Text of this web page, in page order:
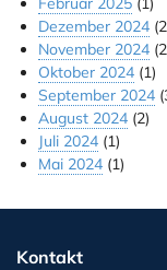
Dezember 2024
November 2024
Oktober 2024 (1)
September 2024
August 2024 (2)
Juli 2024 (1)
Mai 2024 (1)
Kontakt